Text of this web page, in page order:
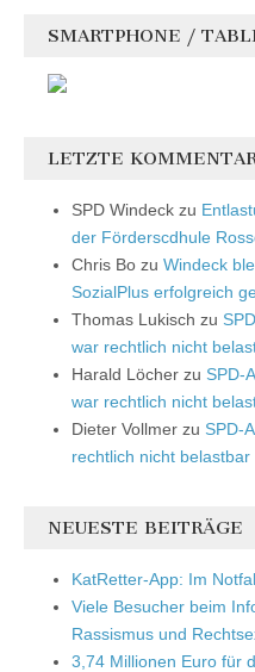
SMARTPHONE /
LETZTE
SPD Windeck zu
der Förderscdhule
Chris Bo zu Windeck
SozialPlus erfolgreich
Thomas Lukisch zu
war rechtlich nicht
Harald Löcher zu SPD-
war rechtlich nicht
Dieter Vollmer zu SPD-
rechtlich nicht belastbar
NEUESTE BEITRÄGE
KatRetter-App: Im
Viele Besucher beim
Rassismus und
3,74 Millionen Euro für